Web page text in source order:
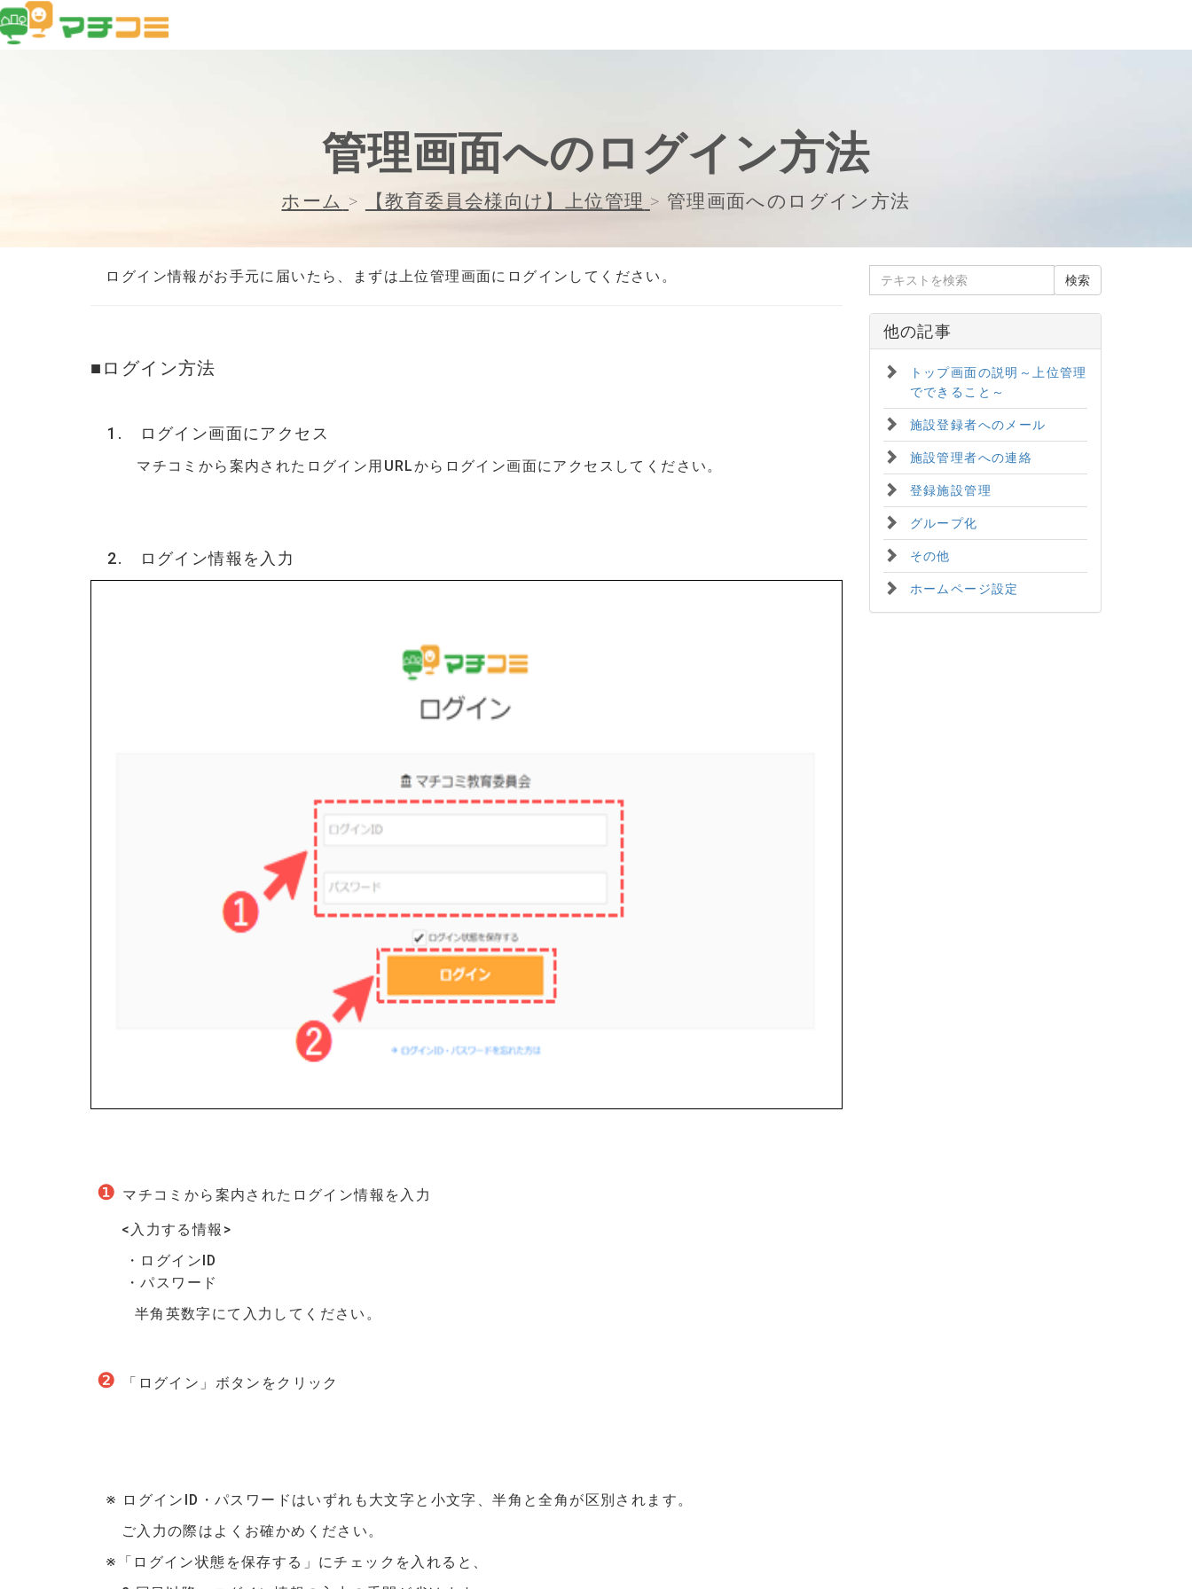
管理画面へのログイン方法
ホーム > 【教育委員会様向け】上位管理 > 管理画面へのログイン方法
ログイン情報がお手元に届いたら、まずは上位管理画面にログインしてください。
■ログイン方法
1. ログイン画面にアクセス
マチコミから案内されたログイン用URLからログイン画面にアクセスしてください。
2. ログイン情報を入力
❶ マチコミから案内されたログイン情報を入力
<入力する情報>
・ログインID
・パスワード
半角英数字にて入力してください。
❷ 「ログイン」ボタンをクリック
※ ログインID・パスワードはいずれも大文字と小文字、半角と全角が区別されます。
ご入力の際はよくお確かめください。
※「ログイン状態を保存する」にチェックを入れると、
他の記事
トップ画面の説明～上位管理
でできること～
施設登録者へのメール
施設管理者への連絡
登録施設管理
グループ化
その他
ホームページ設定